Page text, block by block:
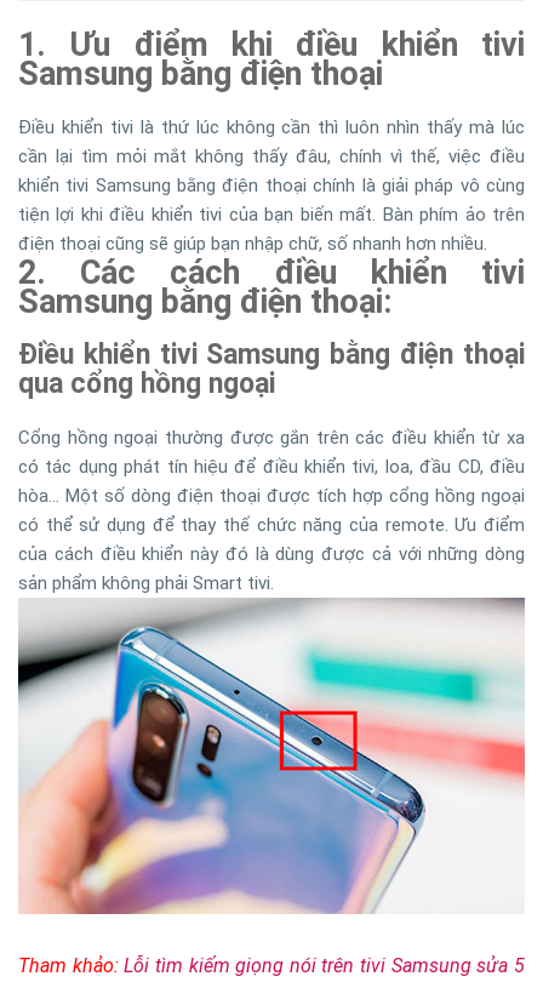
1. Ưu điểm khi điều khiển tivi
Samsung bằng điện thoại
Điều khiển tivi là thứ lúc không cần thì luôn nhìn thấy mà lúc
cần lại tìm mỏi mắt không thấy đâu, chính vì thế, việc điều
khiển tivi Samsung bằng điện thoại chính là giải pháp vô cùng
tiện lợi khi điều khiển tivi của bạn biến mất. Bàn phím ảo trên
điện thoại cũng sẽ giúp bạn nhập chữ, số nhanh hơn nhiều.
2. Các cách điều khiển tivi
Samsung bằng điện thoại:
Điều khiển tivi Samsung bằng điện thoại
qua cổng hồng ngoại
Cổng hồng ngoại thường được gắn trên các điều khiển từ xa
có tác dụng phát tín hiệu để điều khiển tivi, loa, đầu CD, điều
hòa... Một số dòng điện thoại được tích hợp cổng hồng ngoại
có thể sử dụng để thay thế chức năng của remote. Ưu điểm
của cách điều khiển này đó là dùng được cả với những dòng
sản phẩm không phải Smart tivi.
Tham khảo:Lỗi tìm kiếm giọng nói trên tivi Samsung sửa 5